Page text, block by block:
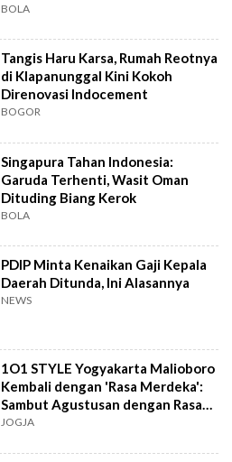
BOLA
Tangis Haru Karsa, Rumah Reotnya
di Klapanunggal Kini Kokoh
Direnovasi Indocement
BOGOR
Singapura Tahan Indonesia:
Garuda Terhenti, Wasit Oman
Dituding Biang Kerok
BOLA
PDIP Minta Kenaikan Gaji Kepala
Daerah Ditunda, Ini Alasannya
NEWS
1O1 STYLE Yogyakarta Malioboro
Kembali dengan 'Rasa Merdeka':
Sambut Agustusan dengan Rasa
dan Tawa
JOGJA